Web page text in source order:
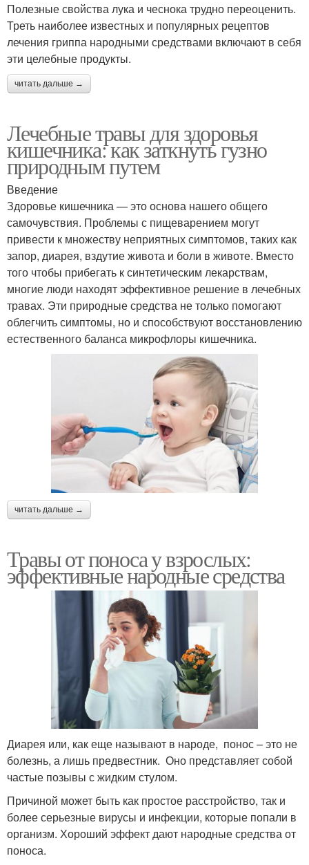
Полезные свойства лука и чеснока трудно переоценить.
Треть наиболее известных и популярных рецептов
лечения гриппа народными средствами включают в себя
эти целебные продукты.
читать дальше →
Лечебные травы для здоровья
кишечника: как заткнуть гузно
природным путем
Введение
Здоровье кишечника — это основа нашего общего
самочувствия. Проблемы с пищеварением могут
привести к множеству неприятных симптомов, таких как
запор, диарея, вздутие живота и боли в животе. Вместо
того чтобы прибегать к синтетическим лекарствам,
многие люди находят эффективное решение в лечебных
травах. Эти природные средства не только помогают
облегчить симптомы, но и способствуют восстановлению
естественного баланса микрофлоры кишечника.
читать дальше →
Травы от поноса у взрослых:
эффективные народные средства
Диарея или, как еще называют в народе, понос – это не
болезнь, а лишь предвестник. Оно представляет собой
частые позывы с жидким стулом.
Причиной может быть как простое расстройство, так и
более серьезные вирусы и инфекции, которые попали в
организм. Хороший эффект дают народные средства от
поноса.